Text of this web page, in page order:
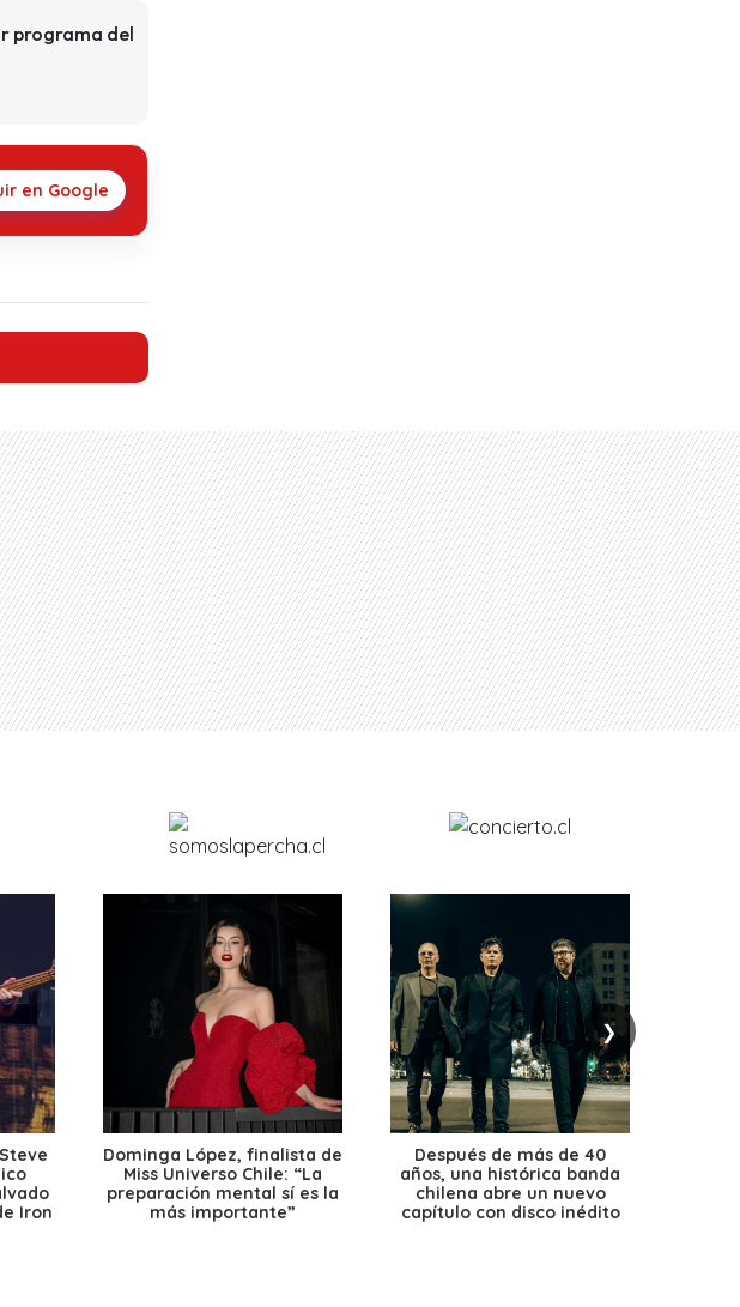
programa del
en Google
❯
Iron
Dominga López, finalista de
Miss Universo Chile: “La
preparación mental sí es la
más importante”
Después de más de 40
años, una histórica banda
chilena abre un nuevo
capítulo con disco inédito